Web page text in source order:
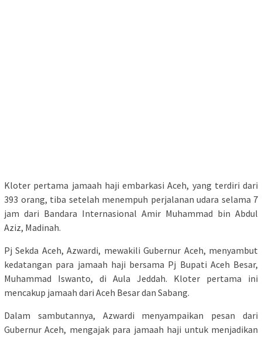
Kloter pertama jamaah haji embarkasi Aceh, yang terdiri dari
393 orang, tiba setelah menempuh perjalanan udara selama 7
jam dari Bandara Internasional Amir Muhammad bin Abdul
Aziz, Madinah.
Pj Sekda Aceh, Azwardi, mewakili Gubernur Aceh, menyambut
kedatangan para jamaah haji bersama Pj Bupati Aceh Besar,
Muhammad Iswanto, di Aula Jeddah. Kloter pertama ini
mencakup jamaah dari Aceh Besar dan Sabang.
Dalam sambutannya, Azwardi menyampaikan pesan dari
Gubernur Aceh, mengajak para jamaah haji untuk menjadikan